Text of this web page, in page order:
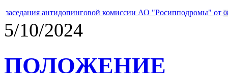
заседания антидопинговой комиссии АО "Росипподромы" от
5/10/2024
ПОЛОЖЕНИЕ